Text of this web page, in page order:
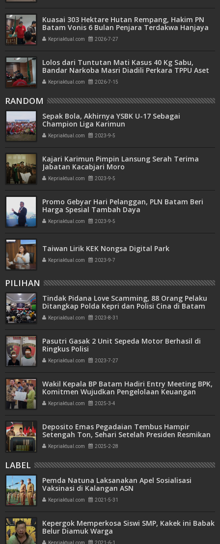
Kuasai 303 Hektare Hutan Rempang, Hakim PN
Batam Vonis 6 Bulan Penjara Terdakwa Hanjaya
Kepriaktual.com 2026-7-27
Lolos dari Tuntutan Mati Kasus 40 Kg Sabu,
Bandar Narkoba Masri Diadili Perkara TPPU Aset
Miliaran
Kepriaktual.com 2026-7-15
RANDOM
Sepak Bola, Akhirnya YSBK U-17 Sebagai
Champion Liga Karimun
Kepriaktual.com 2023-9-5
Kajari Karimun Pimpin Lansung Serah Terima
Jabatan Kacabjari Moro
Kepriaktual.com 2023-9-5
Promo Gebyar Hari Pelanggan, PLN Batam Beri
Harga Spesial Tambah Daya
Kepriaktual.com 2023-9-5
Taiwan Lirik KEK Nongsa Digital Park
Kepriaktual.com 2023-9-7
PILIHAN
Tindak Pidana Love Scamming, 88 Orang Pelaku
Ditangkap Polda Kepri dan Polisi Cina di Batam
Kepriaktual.com 2023-8-31
Pasutri Gasak 2 Unit Sepeda Motor Berhasil di
Ringkus Polisi
Kepriaktual.com 2023-7-27
Wakil Kepala BP Batam Hadiri Entry Meeting BPK,
Komitmen Wujudkan Pengelolaan Keuangan
Transparan dan Akuntabel
Kepriaktual.com 2025-3-4
Deposito Emas Pegadaian Tembus Hampir
Setengah Ton, Sehari Setelah Presiden Resmikan
Bank Emas
Kepriaktual.com 2025-2-28
LABEL
Pemda Natuna Laksanakan Apel Sosialisasi
Vaksinasi di Kalangan ASN
Kepriaktual.com 2021-5-31
Kepergok Memperkosa Siswi SMP, Kakek ini Babak
Belur Diamuk Warga